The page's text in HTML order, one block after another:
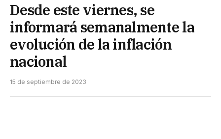
Desde este viernes, se
informará semanalmente la
evolución de la inflación
nacional
15 de septiembre de 2023